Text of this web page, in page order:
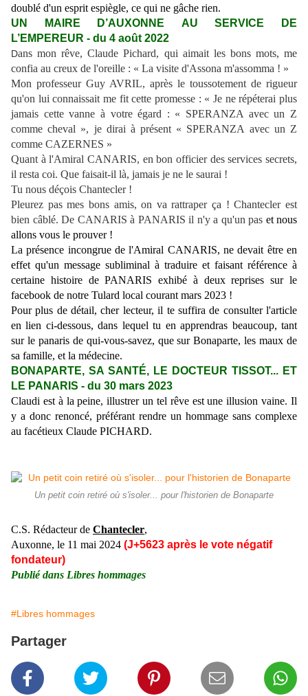
doublé d'un esprit espiègle, ce qui ne gâche rien.
UN MAIRE D’AUXONNE
AU SERVICE DE
L’EMPEREUR - du 4 août 2022
Dans mon rêve, Claude Pichard, qui aimait les bons mots, me
confia au creux de l'oreille : « La visite d'Assona m'assomma ! »
Mon professeur Guy AVRIL, après le toussotement de rigueur
qu'on lui connaissait me fit cette promesse : « Je ne répéterai plus
jamais cette vanne à votre égard : « SPERANZA avec un Z
comme cheval », je dirai à présent « SPERANZA avec un Z
comme CAZERNES »
Quant à l'Amiral CANARIS, en bon officier des services secrets,
il resta coi. Que faisait-il là, jamais je ne le saurai !
Tu nous déçois Chantecler !
Pleurez pas mes bons amis, on va rattraper ça ! Chantecler est
bien câblé. De CANARIS à PANARIS il n'y a qu'un pas et nous
allons vous le prouver !
La présence incongrue de l'Amiral CANARIS, ne devait être en
effet qu'un message subliminal à traduire et faisant référence à
certaine histoire de PANARIS exhibé à deux reprises sur le
facebook de notre Tulard local courant mars 2023 !
Pour plus de détail, cher lecteur, il te suffira de consulter l'article
en lien ci-dessous, dans lequel tu en apprendras beaucoup, tant
sur le panaris de qui-vous-savez, que sur Bonaparte, les maux de
sa famille, et la médecine.
BONAPARTE, SA SANTÉ, LE DOCTEUR TISSOT... ET
LE PANARIS - du 30 mars 2023
Claudi est à la peine, illustrer un tel rêve est une illusion vaine. Il
y a donc renoncé, préférant rendre un hommage sans complexe
au facétieux Claude PICHARD.
Un petit coin retiré où s'isoler... pour l'historien de Bonaparte
C.S. Rédacteur de Chantecler,
Auxonne, le 11 mai 2024 (J+5623 après le vote négatif
fondateur)
Publié dans Libres hommages
#Libres hommages
Partager